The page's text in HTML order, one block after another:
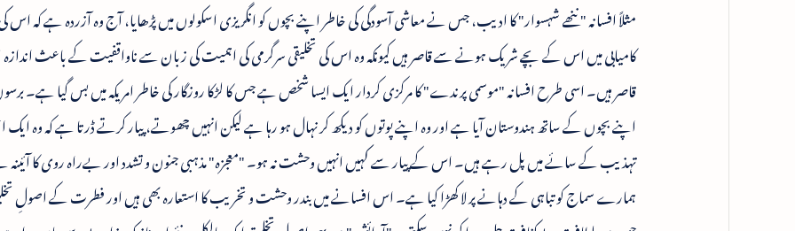
مثلاً افسانہ "ننھے شہسوار" کا ادیب، جس نے معاشی آسودگی کی خاطر اپنے بچوں کو انگریزی اسکولوں میں پڑھایا، آج وہ آزردہ ہے کہ اس
کامیابی میں اس کے بچے شریک ہونے سے قاصر ہیں کیونکہ وہ اس کی تخلیقی سرگرمی کی اہمیت کی زبان سے ناواقفیت کے باعث
قاصر ہیں۔ اسی طرح افسانہ "موسمی پرندے" کا مرکزی کردار ایک ایسا شخص ہے جس کا لڑکا روزگار کی خاطر امریکہ میں بس گیا ہے۔ برسوں
اپنے بچوں کے ساتھ ہندوستان آیا ہے اور وہ اپنے پوتوں کو دیکھ کر نہال ہو رہا ہے لیکن انہیں چھوتے، پیار کرتے ڈرتا ہے کہ وہ ایک
تہذیب کے سائے میں پل رہے ہیں۔ اس کے پیار سے کہیں انہیں وحشت نہ ہو۔ "معجزہ" مذہبی جنون و تشدد اور بےراہ روی کا
ہمارے سماج کو تباہی کے دہانے پر لا کھڑا کیا ہے۔ اس افسانے میں بندر وحشت و تخریب کا استعارہ بھی ہیں اور فطرت کے اصولِ